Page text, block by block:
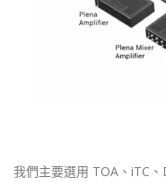
我們主要選用 TOA、iTC